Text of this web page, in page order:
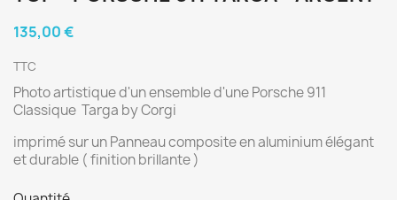
135,00 €
TTC
Photo artistique d'un ensemble d'une Porsche 911
Classique Targa by Corgi
imprimé sur un Panneau composite en aluminium élégant
et durable ( finition brillante )